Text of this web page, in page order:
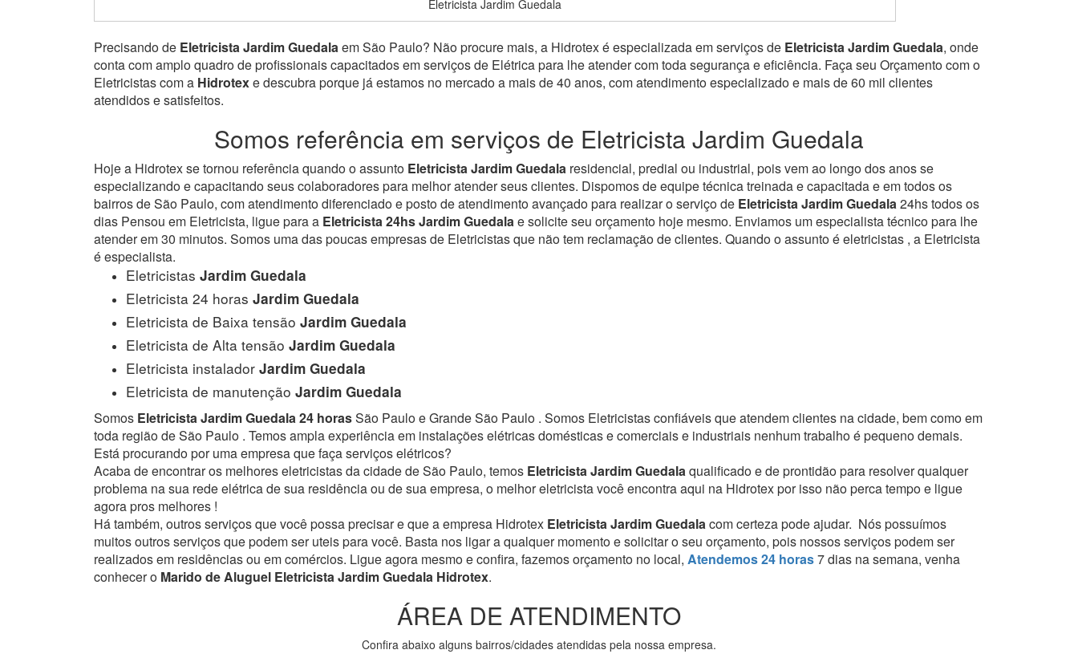
Eletricista Jardim Guedala
Precisando de Eletricista Jardim Guedalaem São Paulo? Não procure mais, a Hidrotex é especializada em serviços de Eletricista Jardim Guedala, onde
conta com amplo quadro de profissionais capacitados em serviços de Elétrica para lhe atender com toda segurança e eficiência. Faça seu Orçamento com o
Eletricistas com a Hidrotexe descubra porque já estamos no mercado a mais de 40 anos, com atendimento especializado e mais de 60 mil clientes
atendidos e satisfeitos.
Somos referência em serviços de Eletricista Jardim Guedala
Hoje a Hidrotex se tornou referência quando o assunto Eletricista Jardim Guedala residencial, predial ou industrial, pois vem ao longo dos anos se
especializando e capacitando seus colaboradores para melhor atender seus clientes. Dispomos de equipe técnica treinada e capacitada e em todos os
bairros de São Paulo, com atendimento diferenciado e posto de atendimento avançado para realizar o serviço de Eletricista Jardim Guedala24hs todos os
dias Pensou em Eletricista, ligue para a Eletricista 24hs Jardim Guedalae solicite seu orçamento hoje mesmo. Enviamos um especialista técnico para lhe
atender em 30 minutos. Somos uma das poucas empresas de Eletricistas que não tem reclamação de clientes. Quando o assunto é eletricistas , a Eletricista
é especialista.
Eletricistas Jardim Guedala
Eletricista 24 horas Jardim Guedala
Eletricista de Baixa tensão Jardim Guedala
Eletricista de Alta tensão Jardim Guedala
Eletricista instalador Jardim Guedala
Eletricista de manutenção Jardim Guedala
Somos Eletricista Jardim Guedala 24 horasSão Paulo e Grande São Paulo . Somos Eletricistas confiáveis que atendem clientes na cidade, bem como em
toda região de São Paulo . Temos ampla experiência em instalações elétricas domésticas e comerciais e industriais nenhum trabalho é pequeno demais.
Está procurando por uma empresa que faça serviços elétricos?
Acaba de encontrar os melhores eletricistas da cidade de São Paulo, temos Eletricista Jardim Guedalaqualificado e de prontidão para resolver qualquer
problema na sua rede elétrica de sua residência ou de sua empresa, o melhor eletricista você encontra aqui na Hidrotex por isso não perca tempo e ligue
agora pros melhores !
Há também, outros serviços que você possa precisar e que a empresa Hidrotex Eletricista Jardim Guedalacom certeza pode ajudar. Nós possuímos
muitos outros serviços que podem ser uteis para você. Basta nos ligar a qualquer momento e solicitar o seu orçamento, pois nossos serviços podem ser
realizados em residências ou em comércios. Ligue agora mesmo e confira, fazemos orçamento no local, Atendemos 24 horas7 dias na semana, venha
conhecer o Marido de Aluguel Eletricista Jardim Guedala Hidrotex.
ÁREA DE ATENDIMENTO
Confira abaixo alguns bairros/cidades atendidas pela nossa empresa.